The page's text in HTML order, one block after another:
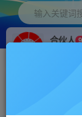
输入关键词
合伙人